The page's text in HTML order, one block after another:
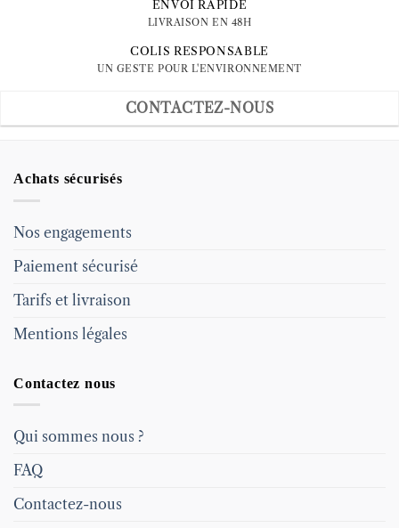
ENVOI RAPIDE
LIVRAISON EN 48H
COLIS RESPONSABLE
UN GESTE POUR L'ENVIRONNEMENT
CONTACTEZ-NOUS
Achats sécurisés
Nos engagements
Paiement sécurisé
Tarifs et livraison
Mentions légales
Contactez nous
Qui sommes nous ?
FAQ
Contactez-nous